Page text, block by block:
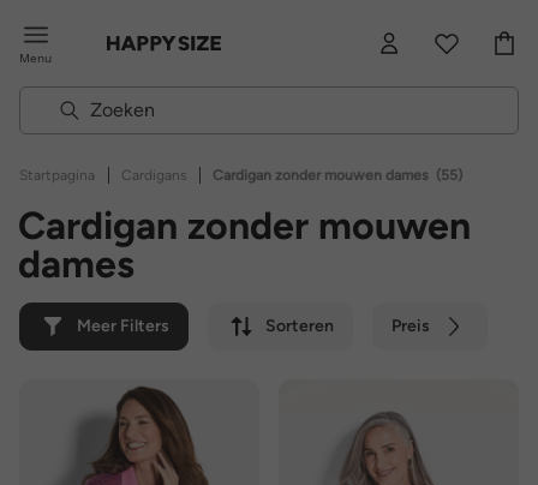
Menu
Startpagina | Cardigans | Cardigan zonder mouwen dames (55)
Cardigan zonder mouwen
dames
Meer Filters Sorteren Preis